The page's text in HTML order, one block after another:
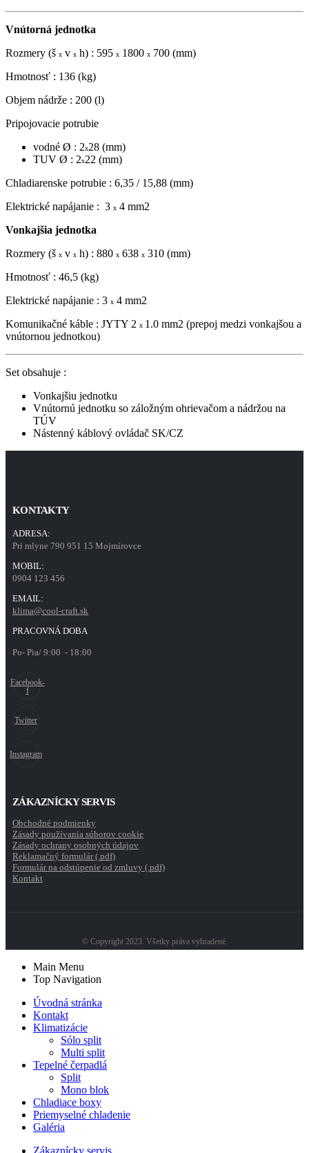
Vnútorná jednotka
Rozmery (š x v x h) : 595 x 1800 x 700 (mm)
Hmotnosť : 136 (kg)
Objem nádrže : 200 (l)
Pripojovacie potrubie
vodné Ø : 2x28 (mm)
TUV Ø : 2x22 (mm)
Chladiarenske potrubie : 6,35 / 15,88 (mm)
Elektrické napájanie : 3 x 4 mm2
Vonkajšia jednotka
Rozmery (š x v x h) : 880 x 638 x 310 (mm)
Hmotnosť : 46,5 (kg)
Elektrické napájanie : 3 x 4 mm2
Komunikačné káble : JYTY 2 x 1.0 mm2 (prepoj medzi vonkajšou a
vnútornou jednotkou)
Set obsahuje :
Vonkajšiu jednotku
Vnútornú jednotku so záložným ohrievačom a nádržou na
TÚV
Nástenný káblový ovládač SK/CZ
KONTAKTY
ADRESA:
Pri mlyne 790 951 15 Mojmírovce
MOBIL:
0904 123 456
EMAIL:
klima@cool-craft.sk
PRACOVNÁ DOBA
Po- Pia/ 9:00 - 18:00
Facebook-
f
Twitter
Instagram
ZÁKAZNÍCKY SERVIS
Obchodné podmienky
Zásady používania súborov cookie
Zásady ochrany osobných údajov
Reklamačný formulár (.pdf)
Formulár na odstúpenie od zmluvy (.pdf)
Kontakt
© Copyright 2023. Všetky práva vyhradené.
Main Menu
Top Navigation
Úvodná stránka
Kontakt
Klimatizácie
Sólo split
Multi split
Tepelné čerpadlá
Split
Mono blok
Chladiace boxy
Priemyselné chladenie
Galéria
Zákaznícky servis